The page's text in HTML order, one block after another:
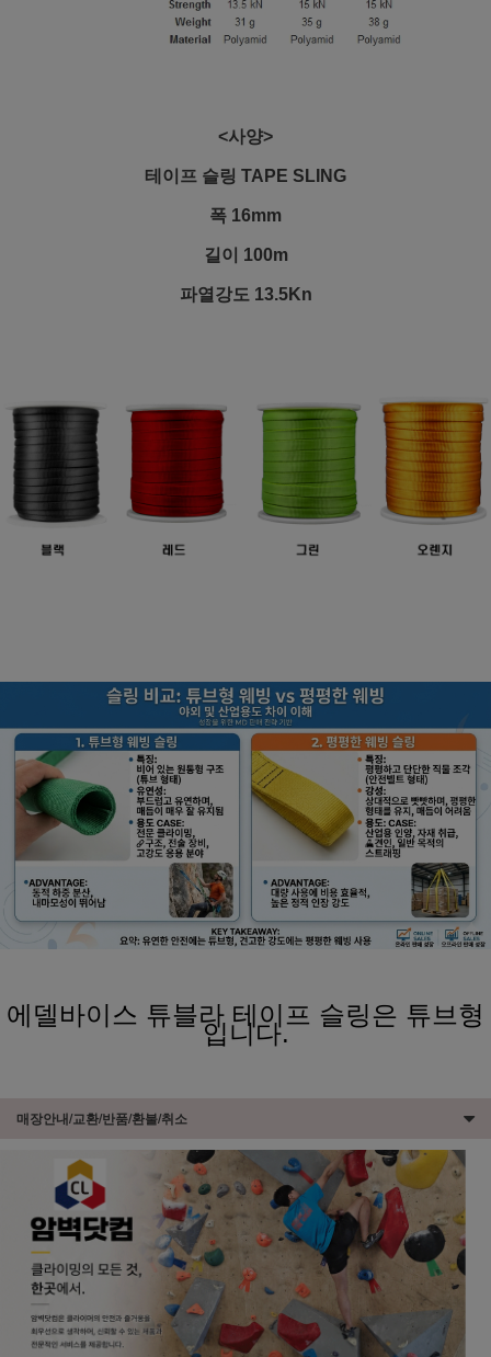
<사양>
테이프 슬링 TAPE SLING
폭 16mm
길이 100m
파열강도 13.5Kn
에델바이스 튜블라 테이프 슬링은 튜브형
입니다.
매장안내/교환/반품/환불/취소